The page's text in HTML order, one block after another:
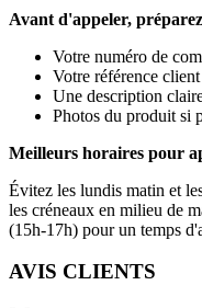
Avant d'appeler,
Votre numéro de
Votre référence
Une description
Photos du produit si
Meilleurs horaires pour
Évitez les lundis matin et
les créneaux en milieu de
(15h-17h) pour un temps
AVIS CLIENTS